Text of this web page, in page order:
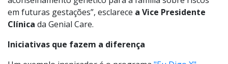
“Esta possibilidade de diagnóstico laboratorial
representa uma vantagem significativa, permitindo não
aconselhamento genético para a família sobre riscos